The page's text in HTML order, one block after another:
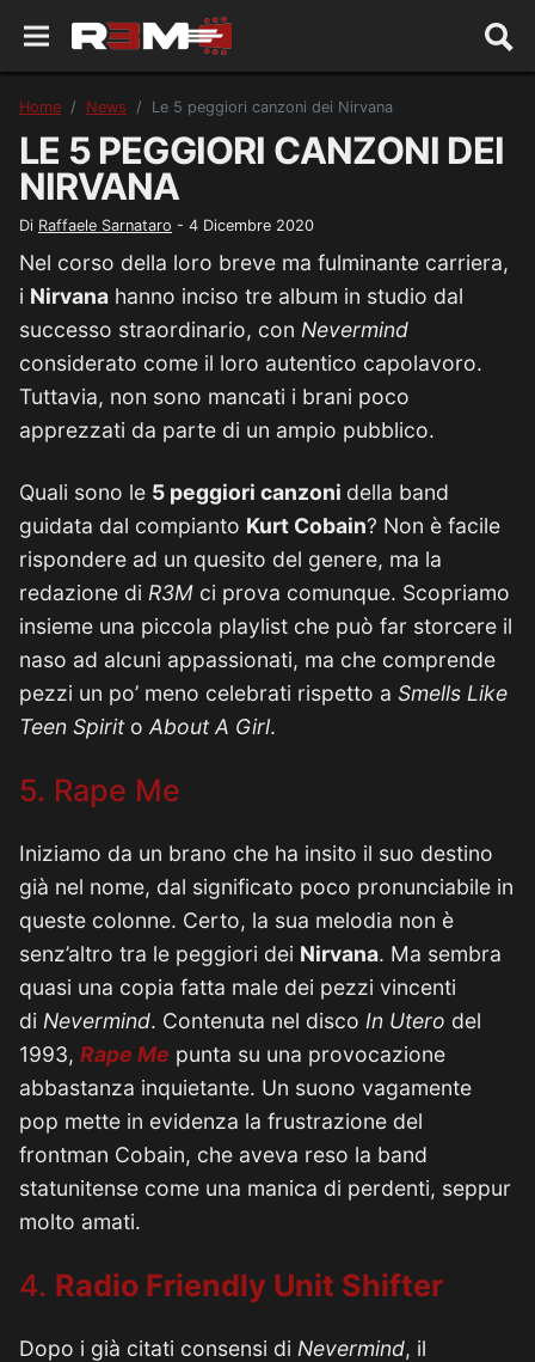
Home News Le 5 peggiori canzoni dei Nirvana
LE 5 PEGGIORI CANZONI DEI
NIRVANA
Di Raffaele Sarnataro - 4 Dicembre 2020
Nel corso della loro breve ma fulminante carriera,
i Nirvana hanno inciso tre album in studio dal
successo straordinario, con Nevermind
considerato come il loro autentico capolavoro.
Tuttavia, non sono mancati i brani poco
apprezzati da parte di un ampio pubblico.
Quali sono le 5 peggiori canzoni della band
guidata dal compianto Kurt Cobain? Non è facile
rispondere ad un quesito del genere, ma la
redazione di R3M ci prova comunque. Scopriamo
insieme una piccola playlist che può far storcere il
naso ad alcuni appassionati, ma che comprende
pezzi un po’ meno celebrati rispetto a Smells Like
Teen Spirito About A Girl.
5. Rape Me
Iniziamo da un brano che ha insito il suo destino
già nel nome, dal significato poco pronunciabile in
queste colonne. Certo, la sua melodia non è
senz’altro tra le peggiori dei Nirvana. Ma sembra
quasi una copia fatta male dei pezzi vincenti
di Nevermind. Contenuta nel disco In Utero del
1993, Rape Me punta su una provocazione
abbastanza inquietante. Un suono vagamente
pop mette in evidenza la frustrazione del
frontman Cobain, che aveva reso la band
statunitense come una manica di perdenti, seppur
molto amati.
4. Radio Friendly Unit Shifter
Dopo i già citati consensi di Nevermind, il